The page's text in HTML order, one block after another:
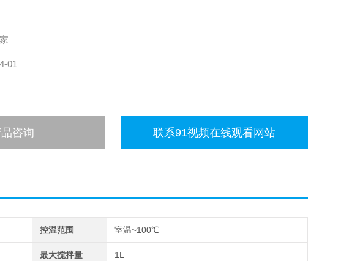
01
咨询 联系91视频在线观看网站
控温范围 室温~100℃
最大搅拌量 1L